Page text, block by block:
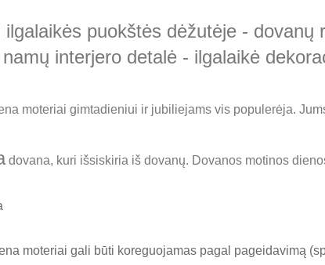
ilgalaikės puokštės dėžutėje -
interjero detalė - ilgalaikė
moteriai gimtadieniui ir jubiliejams vis populerėja.
dovana, kuri išsiskiria iš dovanų. Dovanos motinos
moteriai gali būti koreguojamas pagal pageidavimą